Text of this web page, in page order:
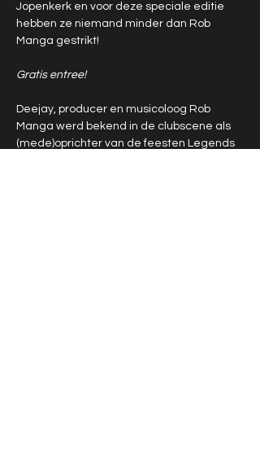
Jopenkerk en voor deze speciale editie
hebben ze niemand minder dan Rob
Manga gestrikt!
Gratis entree!
Deejay, producer en musicoloog Rob
Manga werd bekend in de clubscene als
(mede)oprichter van de feesten Legends